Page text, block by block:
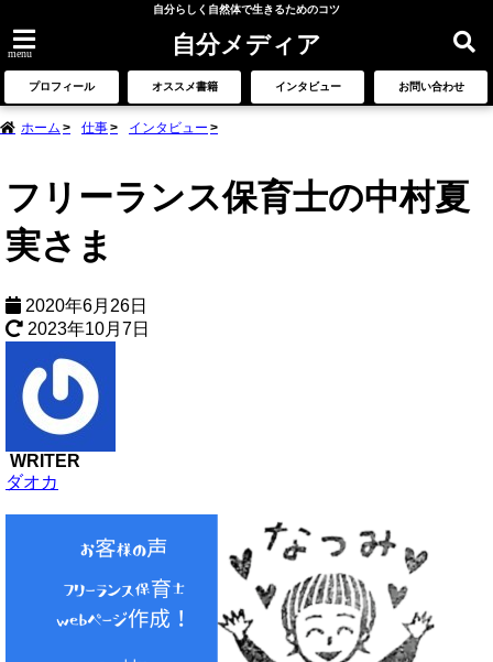
自分らしく自然体で生きるためのコツ
menu 自分メディア
プロフィール オススメ書籍 インタビュー お問い合わせ
ホーム 仕事 インタビュー
フリーランス保育士の中村夏
実さま
2020年6月26日
2023年10月7日
WRITER
ダオカ